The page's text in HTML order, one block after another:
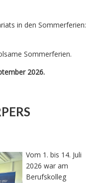
in den Sommerferien:
Sommerferien.
2026.
Vom 1. bis 14. Juli
2026 war am
Berufskolleg